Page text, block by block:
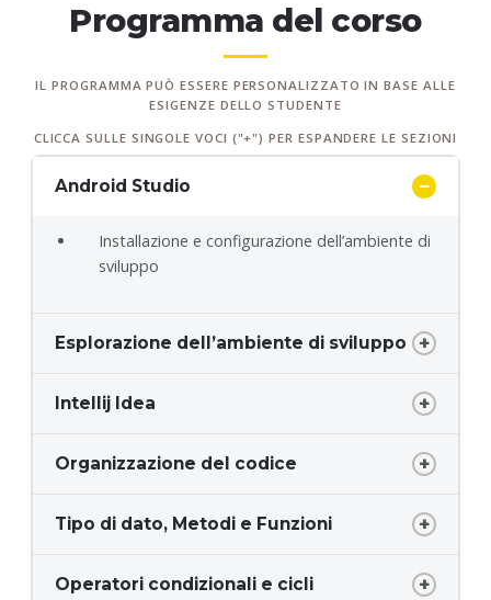
Programma del corso
IL PROGRAMMA PUÒ ESSERE PERSONALIZZATO IN BASE ALLE
ESIGENZE DELLO STUDENTE
CLICCA SULLE SINGOLE VOCI ("+") PER ESPANDERE LE SEZIONI
Android Studio
Installazione e configurazione dell’ambiente di
sviluppo
Esplorazione dell’ambiente di sviluppo
Intellij Idea
Organizzazione del codice
Tipo di dato, Metodi e Funzioni
Operatori condizionali e cicli